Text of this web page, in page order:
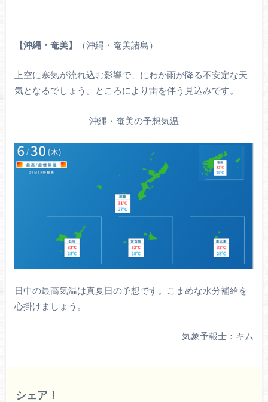
【沖縄・奄美】 （沖縄・奄美諸島）
上空に寒気が流れ込む影響で、にわか雨が降る不安定な天
気となるでしょう。ところにより雷を伴う見込みです。
沖縄・奄美の予想気温
日中の最高気温は真夏日の予想です。こまめな水分補給を
心掛けましょう。
気象予報士：キム
シェア！